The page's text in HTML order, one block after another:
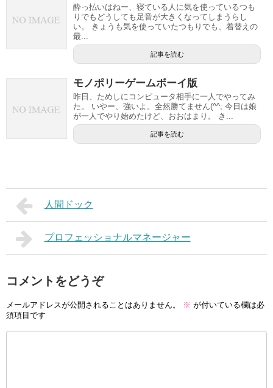
酔っ払いはねー、寝ている人に気を使っているつも
りでもどうしても足音が大きくなってしまうらし
い。 きょうも気を使っていたつもりでも、着替えの
最...
記事を読む
モノポリーゲームボーイ版
昨日、ためしにコンピュータ相手に一人でやってみ
た。 いやー、強いよ。全然勝てません(^^; 今日は娘
が一人でやり始めたけど、おおはまり。 き...
記事を読む
人間ドック
プロフェッショナルマネージャー
コメントをどうぞ
メールアドレスが公開されることはありません。 ※ が付いている欄は必
須項目です